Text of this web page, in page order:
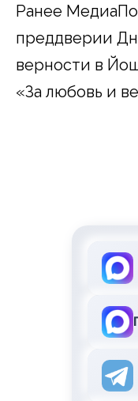
Ранее
преддверии
верности в
«За любовь и